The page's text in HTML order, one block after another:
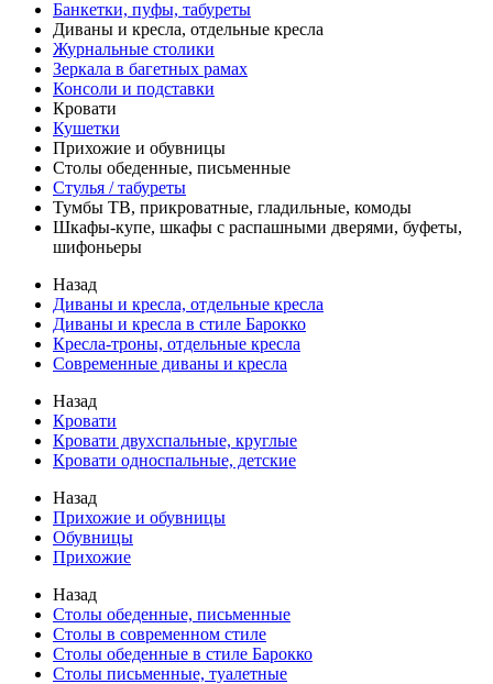
Банкетки, пуфы, табуреты
Диваны и кресла, отдельные кресла
Журнальные столики
Зеркала в багетных рамах
Консоли и подставки
Кровати
Кушетки
Прихожие и обувницы
Столы обеденные, письменные
Стулья / табуреты
Тумбы ТВ, прикроватные, гладильные, комоды
Шкафы-купе, шкафы с распашными дверями, буфеты,
шифоньеры
Назад
Диваны и кресла, отдельные кресла
Диваны и кресла в стиле Барокко
Кресла-троны, отдельные кресла
Современные диваны и кресла
Назад
Кровати
Кровати двухспальные, круглые
Кровати односпальные, детские
Назад
Прихожие и обувницы
Обувницы
Прихожие
Назад
Столы обеденные, письменные
Столы в современном стиле
Столы обеденные в стиле Барокко
Столы письменные, туалетные